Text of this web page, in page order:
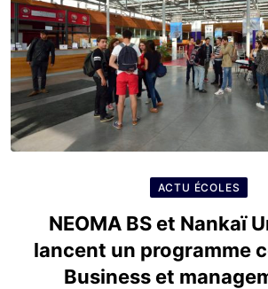
ACTU ÉCOLES
NEOMA BS et Nankaï
lancent un programme
Business et